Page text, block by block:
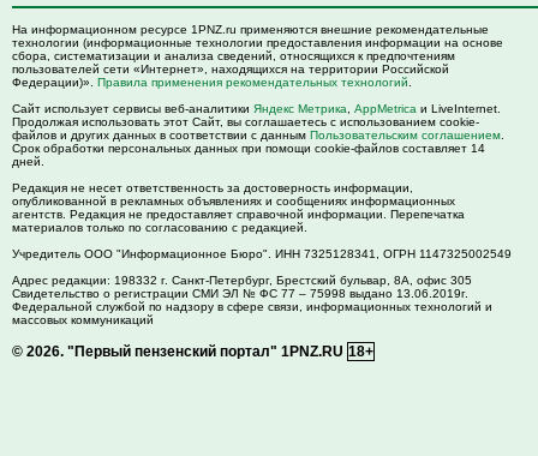
На информационном ресурсе 1PNZ.ru применяются внешние рекомендательные
технологии (информационные технологии предоставления информации на основе
сбора, систематизации и анализа сведений, относящихся к предпочтениям
пользователей сети «Интернет», находящихся на территории Российской
Федерации)». Правила применения рекомендательных технологий
Сайт использует сервисы веб-аналитики Яндекс Метрика AppMetrica и LiveInternet.
Продолжая использовать этот Сайт, вы соглашаетесь с использованием cookie-
файлов и других данных в соответствии с данным Пользовательским соглашением
Срок обработки персональных данных при помощи cookie-файлов составляет 14
дней.
Редакция не несет ответственность за достоверность информации,
опубликованной в рекламных объявлениях и сообщениях информационных
агентств. Редакция не предоставляет справочной информации. Перепечатка
материалов только по согласованию с редакцией.
Учредитель ООО "Информационное Бюро". ИНН 7325128341, ОГРН 1147325002549
Адрес редакции: 198332 г. Санкт-Петербург, Брестский бульвар, 8А, офис 305
Свидетельство о регистрации СМИ ЭЛ № ФС 77 – 75998 выдано 13.06.2019г.
Федеральной службой по надзору в сфере связи, информационных технологий и
массовых коммуникаций
© 2026. "Первый пензенский портал" 1PNZ.RU 18+